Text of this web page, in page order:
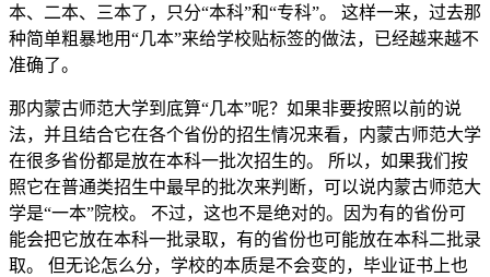
本、二本、三本了，只分“本科”和“专科”。 这样一来，过去那
种简单粗暴地用“几本”来给学校贴标签的做法，已经越来越不
准确了。
那内蒙古师范大学到底算“几本”呢？如果非要按照以前的说
法，并且结合它在各个省份的招生情况来看，内蒙古师范大学
在很多省份都是放在本科一批次招生的。 所以，如果我们按
照它在普通类招生中最早的批次来判断，可以说内蒙古师范大
学是“一本”院校。 不过，这也不是绝对的。因为有的省份可
能会把它放在本科一批录取，有的省份也可能放在本科二批录
取。 但无论怎么分，学校的本质是不会变的，毕业证书上也